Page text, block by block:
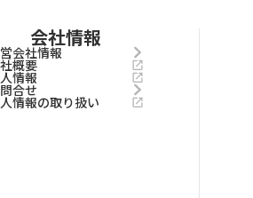
会社情報
会社情報
概要
情報
合せ
情報の取り扱い